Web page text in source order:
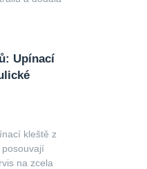
Upínací
kleště z
posouvají
na zcela